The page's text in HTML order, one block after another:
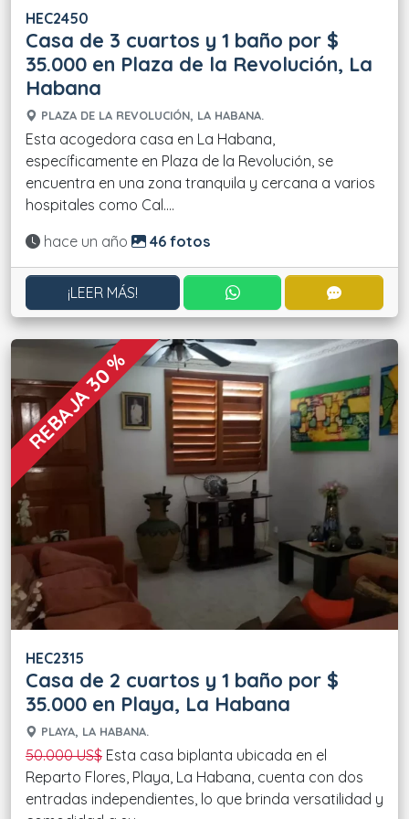
HEC2450
Casa de 3 cuartos y 1 baño por $
35.000 en Plaza de la Revolución, La
Habana
PLAZA DE LA REVOLUCIÓN, LA HABANA.
Esta acogedora casa en La Habana,
específicamente en Plaza de la Revolución, se
encuentra en una zona tranquila y cercana a varios
hospitales como Cal....
Actualizado:
hace un año 46 fotos
¡LEER MÁS! CONTACTAR POR
REBAJA 30 %
HEC2315
Casa de 2 cuartos y 1 baño por $
35.000 en Playa, La Habana
PLAYA, LA HABANA.
50.000 US$ Esta casa biplanta ubicada en el
Reparto Flores, Playa, La Habana, cuenta con dos
entradas independientes, lo que brinda versatilidad y